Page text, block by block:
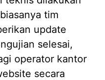
tim
update
selesai,
operator kantor
secara